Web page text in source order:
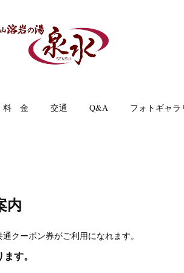
料 金 交通 Q&A フォトギャラ
内
クーポン券がご利用になれます。
す。